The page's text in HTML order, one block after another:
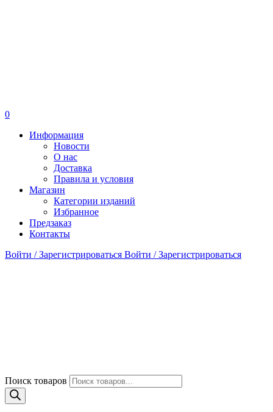
0
Информация
Новости
О нас
Доставка
Правила и условия
Магазин
Категории изданий
Избранное
Предзаказ
Контакты
Войти / Зарегистрироваться Войти / Зарегистрироваться
Поиск товаров